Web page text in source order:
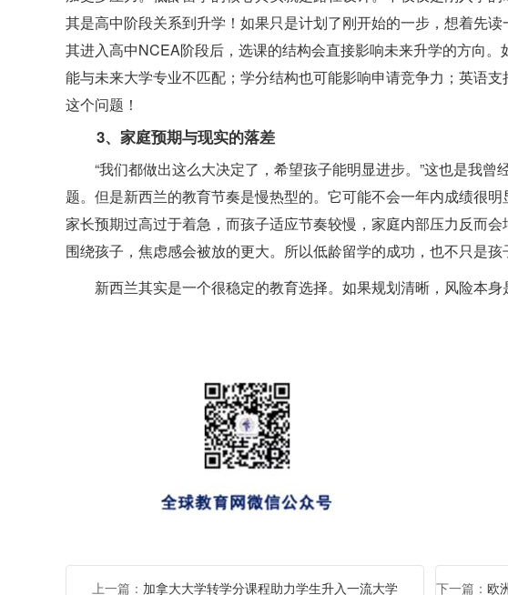
其是高中阶段关系到升学！如果只是计划了刚开始的一步，想着先
其进入高中NCEA阶段后，选课的结构会直接影响未来升学的方向
能与未来大学专业不匹配；学分结构也可能影响申请竞争力；英语
这个问题！
3、家庭预期与现实的落差
“我们都做出这么大决定了，希望孩子能明显进步。”这也是我
题。但是新西兰的教育节奏是慢热型的。它可能不会一年内成绩很
家长预期过高过于着急，而孩子适应节奏较慢，家庭内部压力反而
围绕孩子，焦虑感会被放的更大。所以低龄留学的成功，也不只是孩
新西兰其实是一个很稳定的教育选择。如果规划清晰，风险本身
上一篇： 加拿大大学转学分课程助力学生升入一流大学 下一篇： 欧